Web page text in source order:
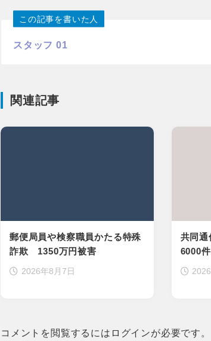
この記事を書いた人
スタッフ 01
関連記事
郵便局員や検察職員かたる特殊
詐欺 1350万円被害
2026年8月7日
共同
6000
コメントを閲覧するにはログインが必要です。